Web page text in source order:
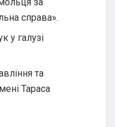
справа».
у галузі
та
Тараса